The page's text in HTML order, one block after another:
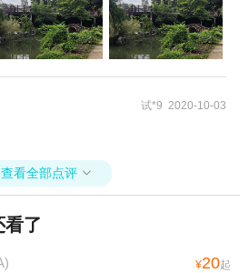
试*9 2020-10-03
查看全部点评 
看了
¥20起